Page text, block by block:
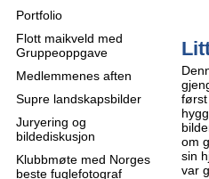
Portfolio
Flott maikveld med
Gruppeoppgave
Medlemmenes aften
Supre landskapsbilder
Juryering og
bildediskusjon
Klubbmøte med Norges
beste fuglefotograf
først
om
sin
var